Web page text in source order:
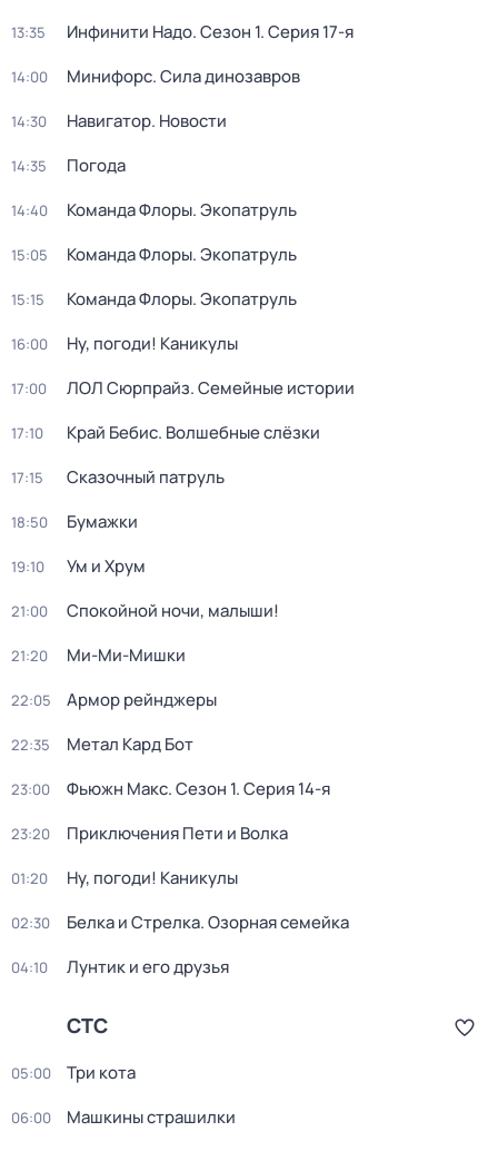
13:35 Инфинити Надо. Сезон 1. Серия 17-я
14:00 Минифорс. Сила динозавров
14:30 Навигатор. Новости
14:35 Погода
14:40 Команда Флоры. Экопатруль
15:05 Команда Флоры. Экопатруль
15:15 Команда Флоры. Экопатруль
16:00 Ну, погоди! Каникулы
17:00 ЛОЛ Сюрпрайз. Семейные истории
17:10 Край Бебис. Волшебные слёзки
17:15 Сказочный патруль
18:50 Бумажки
19:10 Ум и Хрум
21:00 Спокойной ночи, малыши!
21:20 Ми-Ми-Мишки
22:05 Армор рейнджеры
22:35 Метал Кард Бот
23:00 Фьюжн Макс. Сезон 1. Серия 14-я
23:20 Приключения Пети и Волка
01:20 Ну, погоди! Каникулы
02:30 Белка и Стрелка. Озорная семейка
04:10 Лунтик и его друзья
СТС
05:00 Три кота
06:00
Машкины страшилки